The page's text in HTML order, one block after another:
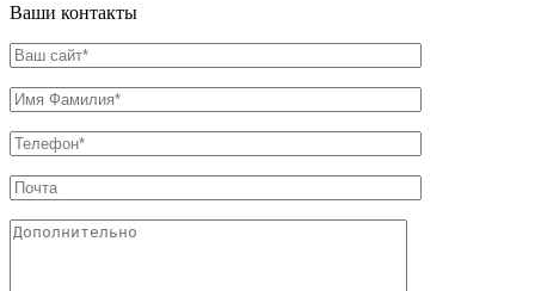
Ваши контакты